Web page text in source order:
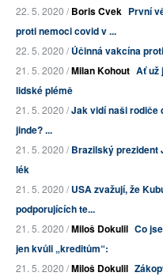
22. 5. 2020 /Boris Cvek První
proti nemoci covid v ...
22. 5. 2020 /Účinná vakcína
21. 5. 2020 /Milan Kohout Ať už
lidské plémě
21. 5. 2020 /Jak vidí naši rodiče
jinde? ...
21. 5. 2020 /Brazilský prezident
lék
21. 5. 2020 /USA zvažují, že
podporujících te...
21. 5. 2020 /Miloš Dokulil Co
jen kvůli „kreditům“:
21. 5. 2020 /Miloš Dokulil